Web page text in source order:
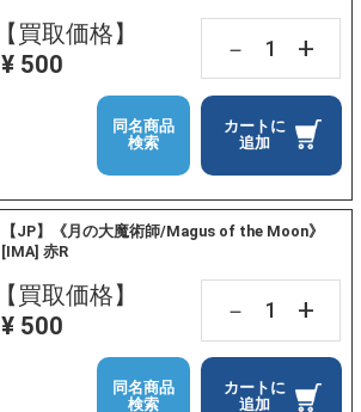
【買取価格】
¥ 500
－ +
カートに
追加
同名商品
検索
【JP】《月の大魔術師/Magus of the Moon》
[IMA] 赤R
【買取価格】
¥ 500
－ +
カートに
追加
同名商品
検索